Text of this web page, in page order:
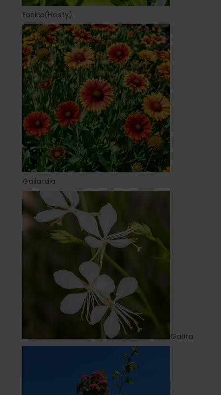
Funkie(Hosty)
Gailardia
Gaura